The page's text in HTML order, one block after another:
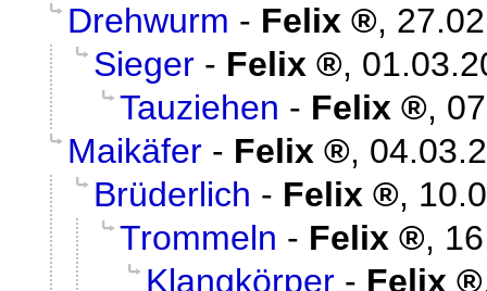
Drehwurm - Felix ,
Sieger - Felix ,
Tauziehen - Felix ,
Maikäfer - Felix ,
Brüderlich - Felix ,
Trommeln - Felix ,
Klangkörper - Felix